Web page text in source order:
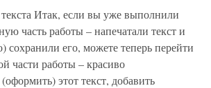
Итак, если вы уже выполнили
часть работы – напечатали текст и
сохранили его, можете теперь перейти
части работы – красиво
этот текст, добавить